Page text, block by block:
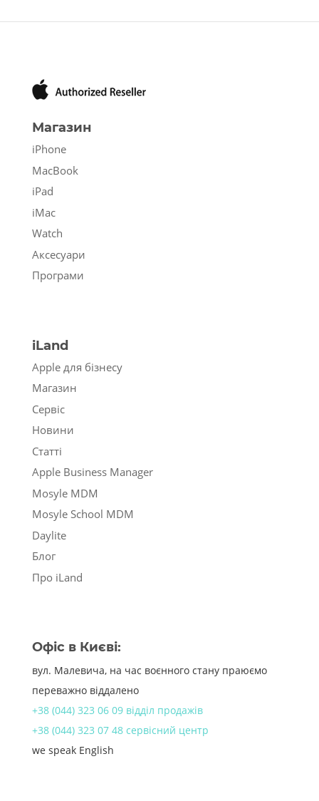
Магазин
iPhone
MacBook
iPad
iMac
Watch
Аксесуари
Програми
iLand
Apple для бізнесу
Магазин
Сервіс
Новини
Статті
Apple Business Manager
Mosyle MDM
Mosyle School MDM
Daylite
Блог
Про iLand
Офіс в Києві:
вул. Малевича, на час воєнного стану праюємо
переважно віддалено
+38 (044) 323 06 09 відділ продажів
+38 (044) 323 07 48 сервісний центр
we speak English